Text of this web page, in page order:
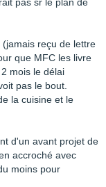
pas sr le plan de
reçu de lettre
que MFC les livre
mois le délai
pas le bout.
la cuisine et le
d'un avant projet de
accroché avec
moins pour